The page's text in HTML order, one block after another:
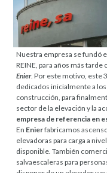
Nuestra empresa se fundó
REINE, para años más
Enier. Por este motivo, este
dedicados inicialmente a
construcción, para
sector de la elevación y la
empresa de referencia en
En Enierfabricamos
elevadoras para carga a
disponible. También
salvaescaleras para